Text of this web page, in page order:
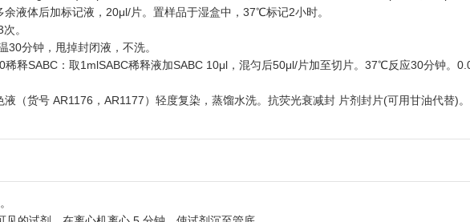
液体后加标记液，20μl/片。置样品于湿盒中，37℃标记2小时。
。
30分钟，甩掉封闭液，不洗。
稀释SABC：取1mlSABC稀释液加SABC 10μl，混匀后50μl/片加至切片。37℃反应30分钟。
（货号 AR1176，AR1177）轻度复染，蒸馏水洗。抗荧光衰减封 片剂封片(可用甘油代替)